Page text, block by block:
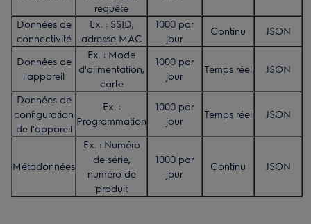
requête
Données de
connectivité
Ex. : SSID,
adresse MAC
1000 par
jour
Continu JSON
Données de
l'appareil
Ex. : Mode
d'alimentation,
carte
1000 par
jour
Temps réel JSON
Données de
configuration
de l'appareil
Ex. :
Programmation
1000 par
jour
Temps réel JSON
Métadonnées
Ex. : Numéro
de série,
numéro de
produit
1000 par
jour
Continu JSON